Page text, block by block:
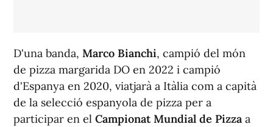
D'una banda, Marco Bianchi, campió del món
de pizza margarida DO en 2022 i campió
d'Espanya en 2020, viatjarà a Itàlia com a capità
de la selecció espanyola de pizza per a
participar en el Campionat Mundial de Pizza a